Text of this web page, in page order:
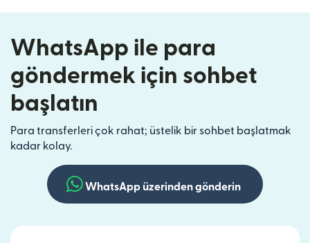
WhatsApp ile para
göndermek için sohbet
başlatın
Para transferleri çok rahat; üstelik bir sohbet başlatmak
kadar kolay.
WhatsApp üzerinden gönderin